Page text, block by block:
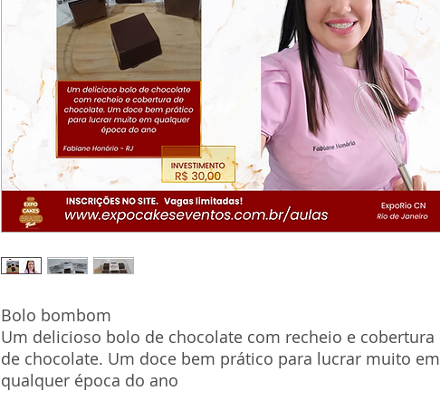
Bolo bombom
Um delicioso bolo de chocolate com recheio e cobertura
de chocolate. Um doce bem prático para lucrar muito em
qualquer época do ano